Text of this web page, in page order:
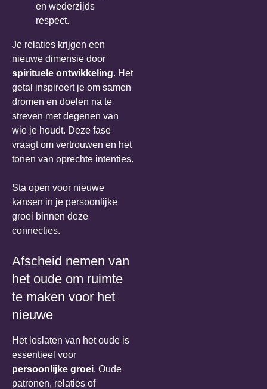
en wederzijds
respect.
Je relaties krijgen een
nieuwe dimensie door
spirituele ontwikkeling. Het
getal inspireert je om samen
dromen en doelen na te
streven met degenen van
wie je houdt. Deze fase
vraagt om vertrouwen en het
tonen van oprechte intenties.
Sta open voor nieuwe
kansen in je persoonlijke
groei binnen deze
connecties.
Afscheid nemen van
het oude om ruimte
te maken voor het
nieuwe
Het loslaten van het oude is
essentieel voor
persoonlijke groei. Oude
patronen, relaties of